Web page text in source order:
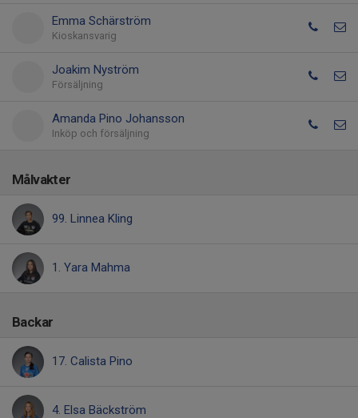
Emma Schärström
Kioskansvarig
Joakim Nyström
Försäljning
Amanda Pino Johansson
Inköp och försäljning
Målvakter
99. Linnea Kling
1. Yara Mahma
Backar
17. Calista Pino
4. Elsa Bäckström